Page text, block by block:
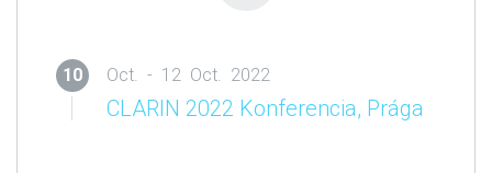
10 Oct. - 12 Oct. 2022
CLARIN 2022 Konferencia, Prága